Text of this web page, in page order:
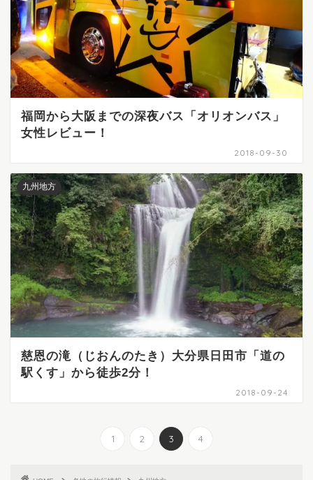
福岡から大阪までの深夜バス「オリオンバス」
女性レビュー！
2018-09-30
九州地方
慈恩の滝（じおんのたき）大分県日田市「道の
駅くす」から徒歩2分！
2018-09-24
1 2 3 4